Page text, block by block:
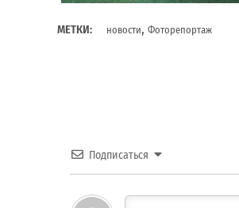
МЕТКИ: новости, Фоторепортаж
Подписаться